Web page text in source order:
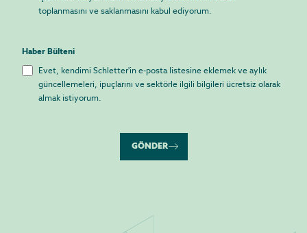
toplanmasını ve saklanmasını kabul ediyorum.
Haber Bülteni
Evet, kendimi Schletter'in e-posta listesine eklemek ve aylık
güncellemeleri, ipuçlarını ve sektörle ilgili bilgileri ücretsiz olarak
almak istiyorum.
GÖNDER